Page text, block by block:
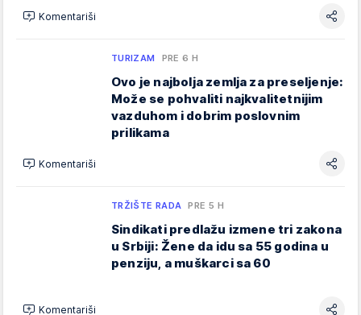
Komentariši
TURIZAM PRE 6 H
Ovo je najbolja zemlja za preseljenje:
Može se pohvaliti najkvalitetnijim
vazduhom i dobrim poslovnim
prilikama
Komentariši
TRŽIŠTE RADA PRE 5 H
Sindikati predlažu izmene tri zakona
u Srbiji: Žene da idu sa 55 godina u
penziju, a muškarci sa 60
Komentariši